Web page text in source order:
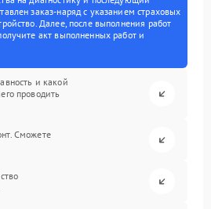
заказ-наряд с указанием страховых
Далее, после выполнения работ
акт выполненных работ и
и какой
проводить
Сможете